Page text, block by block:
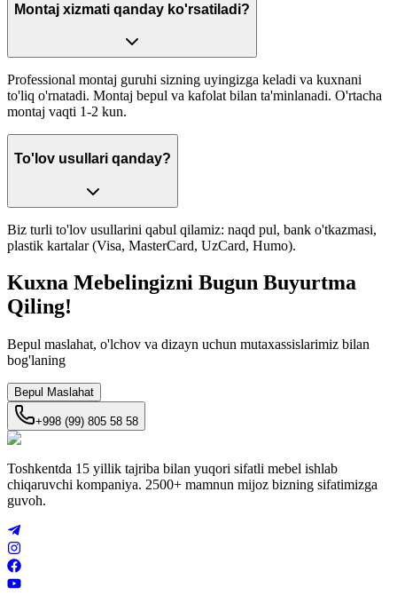
Montaj xizmati qanday ko'rsatiladi?
Professional montaj guruhi sizning uyingizga keladi va kuxnani
to'liq o'rnatadi. Montaj bepul va kafolat bilan ta'minlanadi. O'rtacha
montaj vaqti 1-2 kun.
To'lov usullari qanday?
Biz turli to'lov usullarini qabul qilamiz: naqd pul, bank o'tkazmasi,
plastik kartalar (Visa, MasterCard, UzCard, Humo).
Kuxna Mebelingizni Bugun Buyurtma
Qiling!
Bepul maslahat, o'lchov va dizayn uchun mutaxassislarimiz bilan
bog'laning
Bepul Maslahat
+998 (99) 805 58 58
Toshkentda 15 yillik tajriba bilan yuqori sifatli mebel ishlab
chiqaruvchi kompaniya. 2500+ mamnun mijoz bizning sifatimizga
guvoh.